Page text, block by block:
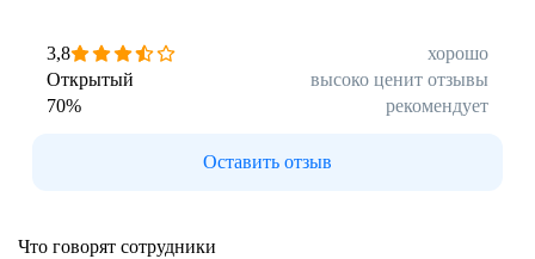
3,8
хорошо
Открытый
высоко ценит отзывы
70% рекомендует
Оставить отзыв
Что говорят сотрудники